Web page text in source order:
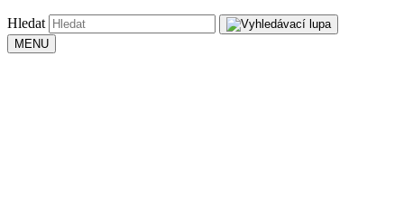
Hledat
MENU